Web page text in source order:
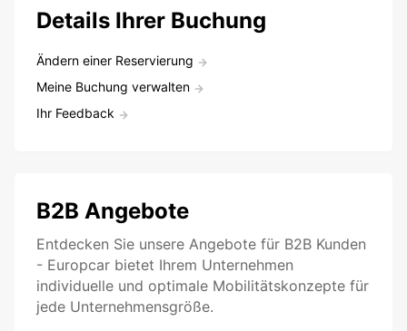
Details Ihrer Buchung
Ändern einer Reservierung
Meine Buchung verwalten
Ihr Feedback
B2B Angebote
Entdecken Sie unsere Angebote für B2B Kunden
- Europcar bietet Ihrem Unternehmen
individuelle und optimale Mobilitätskonzepte für
jede Unternehmensgröße.